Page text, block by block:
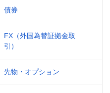
債券
FX（外国為替証拠金取
引）
先物・オプション